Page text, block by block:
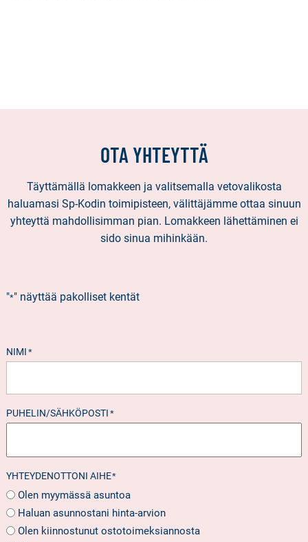
OTA YHTEYTTÄ
Täyttämällä lomakkeen ja valitsemalla vetovalikosta
haluamasi Sp-Kodin toimipisteen, välittäjämme ottaa sinuun
yhteyttä mahdollisimman pian. Lomakkeen lähettäminen ei
sido sinua mihinkään.
"*" näyttää pakolliset kentät
NIMI *
PUHELIN/SÄHKÖPOSTI *
YHTEYDENOTTONI AIHE*
Olen myymässä asuntoa
Haluan asunnostani hinta-arvion
Olen kiinnostunut ostotoimeksiannosta